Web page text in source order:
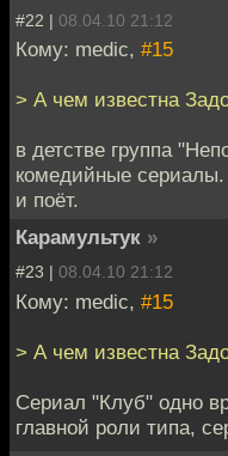
#22 | 08.04.10 21:12
Кому: medic, #15
> А чем известна
в детстве группа
комедийные
и поёт.
Карамультук »
#23 | 08.04.10 21:12
Кому: medic, #15
> А чем известна
Сериал "Клуб" одно
главной роли типа,